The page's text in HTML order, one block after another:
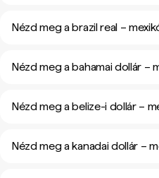
Nézd meg a brazil real –
Nézd meg a bahamai dollár –
Nézd meg a belize-i dollár –
Nézd meg a kanadai dollár –